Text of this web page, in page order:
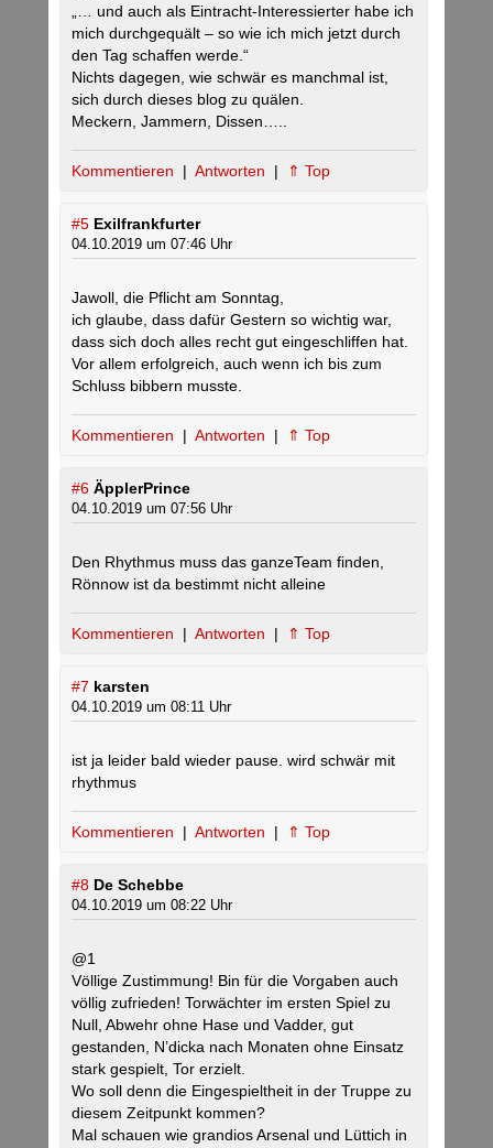
„… und auch als Eintracht-Interessierter habe ich
mich durchgequält – so wie ich mich jetzt durch
den Tag schaffen werde.“
Nichts dagegen, wie schwär es manchmal ist,
sich durch dieses blog zu quälen.
Meckern, Jammern, Dissen…..
Kommentieren | Antworten | ⇑ Top
#5 Exilfrankfurter
04.10.2019 um 07:46 Uhr
Jawoll, die Pflicht am Sonntag,
ich glaube, dass dafür Gestern so wichtig war,
dass sich doch alles recht gut eingeschliffen hat.
Vor allem erfolgreich, auch wenn ich bis zum
Schluss bibbern musste.
Kommentieren | Antworten | ⇑ Top
#6 ÄpplerPrince
04.10.2019 um 07:56 Uhr
Den Rhythmus muss das ganzeTeam finden,
Rönnow ist da bestimmt nicht alleine
Kommentieren | Antworten | ⇑ Top
#7 karsten
04.10.2019 um 08:11 Uhr
ist ja leider bald wieder pause. wird schwär mit
rhythmus
Kommentieren | Antworten | ⇑ Top
#8 De Schebbe
04.10.2019 um 08:22 Uhr
@1
Völlige Zustimmung! Bin für die Vorgaben auch
völlig zufrieden! Torwächter im ersten Spiel zu
Null, Abwehr ohne Hase und Vadder, gut
gestanden, N’dicka nach Monaten ohne Einsatz
stark gespielt, Tor erzielt.
Wo soll denn die Eingespieltheit in der Truppe zu
diesem Zeitpunkt kommen?
Mal schauen wie grandios Arsenal und Lüttich in